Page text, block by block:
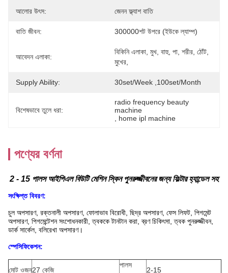
আলোর উৎস: জেনন ফ্ল্যাশ বাতি
বাতি জীবন: 300000শট উপরে (ইউকে ল্যাম্প)
আবেদন এলাকা:
বিকিনি এলাকা, মুখ, বাহু, পা, শরীর, ঠোঁট,
মুখের,
Supply Ability: 30set/week ,100set/Month
বিশেষভাবে তুলে ধরা:
radio frequency beauty
machine
home ipl machine
পণ্যের বর্ণনা
2 - 15 পালস আইপিএল বিউটি মেশিন স্কিন পুনরুজ্জীবনের জন্য ফিল্টার হ্যান্ডেল সহ
সংক্ষিপ্ত বিবরণ:
চুল অপসারণ, রক্তনালী অপসারণ, ফোলাভাব বিরোধী, ছিদ্র অপসারণ, ফেস লিফট, পিগমেন্ট
অপসারণ, পিগমেন্টেশন সংশোধনকারী, ত্বককে টানটান করা, ব্রণ চিকিৎসা, ত্বক পুনরুজ্জীবন,
ডার্ক সার্কেল, বলিরেখা অপসারণ।
স্পেসিফিকেশন:
মোট ওজন27 কেজি
পালস
2-15